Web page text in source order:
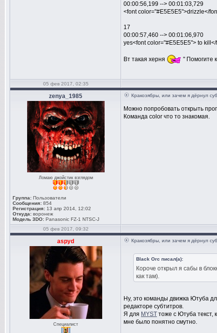
00:00:56,199 --> 00:01:03,729
<font color="#E5E5E5">drizzle</
17
00:00:57,460 --> 00:01:06,970
yes<font color="#E5E5E5"> to
Вт такая херня " Помогите
05 фев 2017, 02:35
zenya_1985
Ломаю джойстик взглядом
Группа: Пользователи
Сообщения: 854
Регистрация: 13 апр 2014, 12:02
Откуда: воронеж
Модель 3DO: Panasonic FZ-1 NTSC-J
Кракозябры, или зачем я дёрнул
Можно попробовать открыть
Команда color что то знакомая.
05 фев 2017, 09:32
aspyd
Специалист
Кракозябры, или зачем я дёрнул
Black Orc писал(а):
Короче открыл я сабы в
как там).
Ну, это команды движка Ютуба
редакторе субтитров.
Я для MYST тоже с Ютуба текст,
мне было понятно смутно.